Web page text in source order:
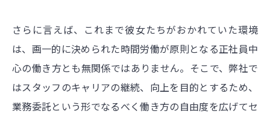
さらに言えば、これまで彼女たちがおかれていた環境
は、画一的に決められた時間労働が原則となる正社員中
心の働き方とも無関係ではありません。そこで、弊社で
はスタッフのキャリアの継続、向上を目的とするため、
業務委託という形でなるべく働き方の自由度を広げてセ